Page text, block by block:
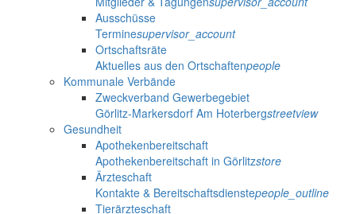
Ausschüsse
Terminesupervisor_account
Ortschaftsräte
Aktuelles aus den Ortschaftenpeople
Kommunale Verbände
Zweckverband Gewerbegebiet
Görlitz-Markersdorf Am Hoterbergstreetview
Gesundheit
Apothekenbereitschaft
Apothekenbereitschaft in Görlitzstore
Ärzteschaft
Kontakte & Bereitschaftsdienstepeople_outline
Tierärzteschaft